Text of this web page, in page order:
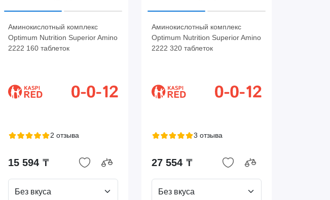
Аминокислотный комплекс
Optimum Nutrition Superior Amino
2222 160 таблеток
2 отзыва
15 594 ₸
Без вкуса
Аминокислотный комплекс
Optimum Nutrition Superior Amino
2222 320 таблеток
3 отзыва
27 554 ₸
Без вкуса